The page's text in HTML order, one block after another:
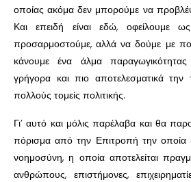
οποίας ακόμα δεν μπορούμε να
Και επειδή είναι εδώ,
προσαρμοστούμε, αλλά να δούμε με
κάνουμε ένα άλμα
γρήγορα και πιο αποτελεσματικά
πολλούς τομείς πολιτικής.
Γι’ αυτό και μόλις παρέλαβα και θα
πόρισμα από την Επιτροπή την οποία
νοημοσύνη, η οποία αποτελείται
ανθρώπους, επιστήμονες,